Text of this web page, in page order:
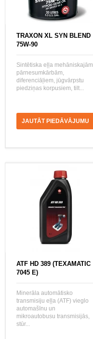
TRAXON XL SYN BLEND
75W-90
Sintētiska eļļa mehāniskajām
pārnesumkārbām,
diferenciāļiem, jūgvārpstu
piedziņas korpusiem, tilt...
JAUTĀT PIEDĀVĀJUMU
ATF HD 389 (TEXAMATIC
7045 E)
Minerāla automātisko
transmisiju eļļa (ATF) vieglo
automašīnu un
mikroautobusu transmisijās,
stūr...